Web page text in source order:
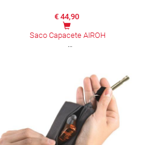
€ 44,90
Saco Capacete AIROH